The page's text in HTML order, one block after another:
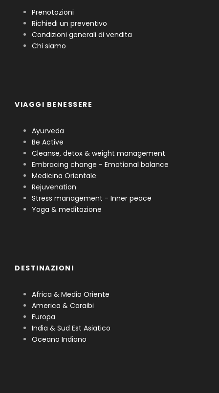
Prenotazioni
Richiedi un preventivo
Condizioni generali di vendita
Chi siamo
VIAGGI BENESSERE
Ayurveda
Be Active
Cleanse, detox & weight management
Embracing change - Emotional balance
Medicina Orientale
Rejuvenation
Stress management - Inner peace
Yoga & meditazione
DESTINAZIONI
Africa & Medio Oriente
America & Caraibi
Europa
India & Sud Est Asiatico
Oceano Indiano